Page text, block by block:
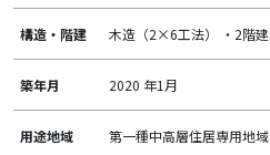
構造・階建 木造（2×6工法） ・2階建
築年月 2020 年1月
用途地域 第一種中高層住居専用地域